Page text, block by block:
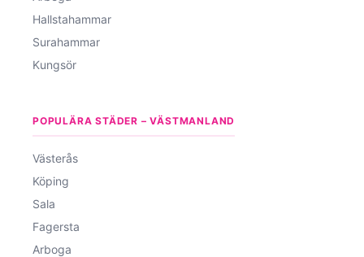
Hallstahammar
Surahammar
Kungsör
POPULÄRA STÄDER – VÄSTMANLAND
Västerås
Köping
Sala
Fagersta
Arboga